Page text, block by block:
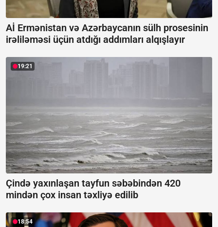
Aİ Ermənistan və Azərbaycanın sülh prosesinin
irəliləməsi üçün atdığı addımları alqışlayır
19:21
Çində yaxınlaşan tayfun səbəbindən 420
mindən çox insan təxliyə edilib
18:54